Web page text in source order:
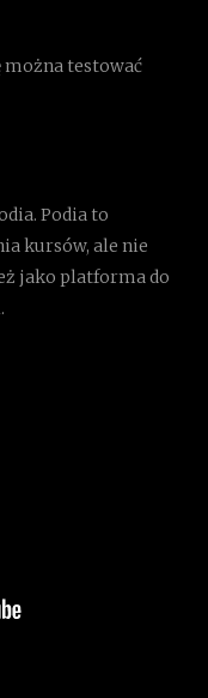
testować
Podia to
kursów, ale nie
jako platforma do